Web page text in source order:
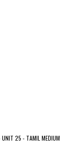
UNIT 25 - TAMIL MEDIUM